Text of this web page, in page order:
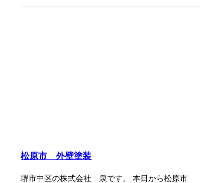
松原市 外壁塗装
堺市中区の株式会社 泉です。 本日から松原市